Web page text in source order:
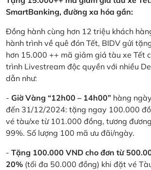
SmartBanking, đường xa hóa gần:
Đồng hành cùng hơn 12 triệu khách
hành trình về quê đón Tết, BIDV gửi
hơn 15.000 ++ mã giảm giá tàu xe Tết
trình Livestream độc quyền với nhiều
dẫn như:
- Giờ Vàng “12h00 – 14h00” hàng
đến 31/12/2024: tặng ngay 100.000
vé tàu/xe từ 101.000 đồng, tương
99%. Số lượng 100 mã ưu đãi/ngày.
- Tặng 100.000 VND cho đơn từ
20% (tối đa 50.000 đồng) khi đặt vé